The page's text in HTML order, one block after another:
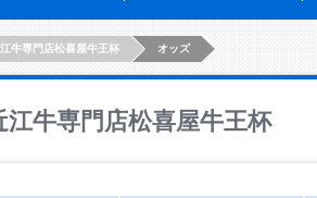
牛専門店松喜屋牛王杯 オッズ
江牛専門店松喜屋牛王杯